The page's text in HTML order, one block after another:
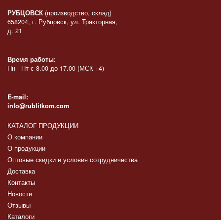
РУБЦОВСК (производство, склад)
658204, г. Рубцовск, ул. Тракторная,
д. 21
Время работы:
Пн - Пт с 8.00 до 17.00 (МСК +4)
E-mail:
info@rublitkom.com
КАТАЛОГ ПРОДУКЦИИ
О компании
О продукции
Оптовые скидки и условия сотрудничества
Доставка
Контакты
Новости
Отзывы
Каталоги